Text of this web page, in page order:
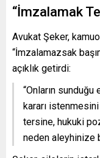
“İmzalamak
Avukat Şeker,
“İmzalamazsak
açıklık getirdi:
“Onların sunduğu
kararı
tersine, hukuki
neden aleyhinize